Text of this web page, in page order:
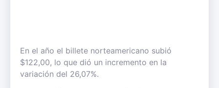
En el año el billete norteamericano subió
$122,00, lo que dió un incremento en la
variación del 26,07%.